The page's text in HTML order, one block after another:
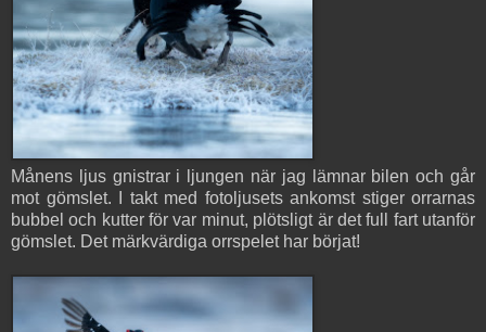
Månens ljus gnistrar i ljungen när jag lämnar bilen och går
mot gömslet. I takt med fotoljusets ankomst stiger orrarnas
bubbel och kutter för var minut, plötsligt är det full fart utanför
gömslet. Det märkvärdiga orrspelet har börjat!